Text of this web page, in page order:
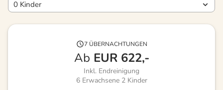
7 ÜBERNACHTUNGEN
Ab EUR 622,-
Inkl. Endreinigung
6 Erwachsene 2 Kinder